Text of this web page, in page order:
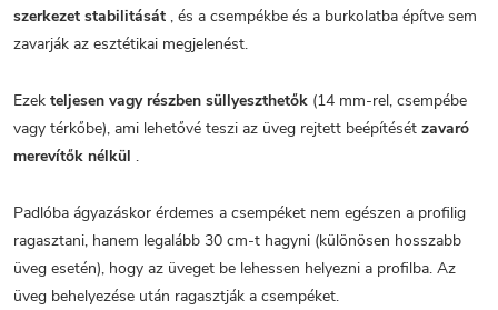
szerkezet stabilitását , és a csempékbe és a burkolatba építve sem
zavarják az esztétikai megjelenést.
Ezek teljesen vagy részben süllyeszthetők (14 mm-rel, csempébe
vagy térkőbe), ami lehetővé teszi az üveg rejtett beépítését zavaró
merevítők nélkül .
Padlóba ágyazáskor érdemes a csempéket nem egészen a profilig
ragasztani, hanem legalább 30 cm-t hagyni (különösen hosszabb
üveg esetén), hogy az üveget be lehessen helyezni a profilba. Az
üveg behelyezése után ragasztják a csempéket.